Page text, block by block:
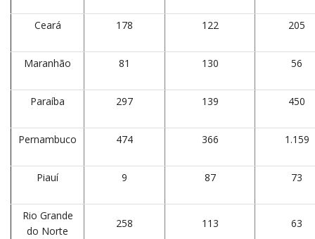
Ceará 178 122 205
Maranhão 81 130 56
Paraíba 297 139 450
Pernambuco 474 366 1.159
Piauí 9 87 73
Rio Grande
do Norte
258 113 63